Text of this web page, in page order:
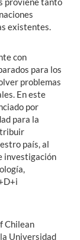
existentes.
con
para los
problemas
En este
por
para la
país, al
investigación
Chilean
Universidad